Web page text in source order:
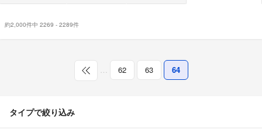
約2,000件中 2269 - 2289件
62 63 64
タイプで絞り込み